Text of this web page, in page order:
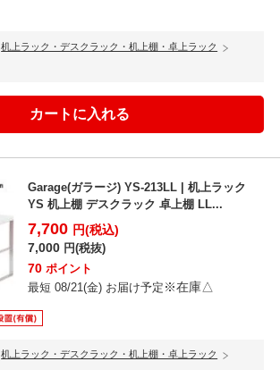
机上ラック・デスクラック・机上棚・卓上ラック
Garage(ガラージ) YS-213LL | 机上ラック
YS 机上棚 デスクラック 卓上棚 LL...
7,700 円(税込)
7,000 円(税抜)
70 ポイント
最短 08/21(金) お届け予定 ※在庫△
机上ラック・デスクラック・机上棚・卓上ラック